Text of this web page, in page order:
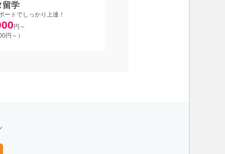
留学
ートでしっかり上達！
円～
円～）